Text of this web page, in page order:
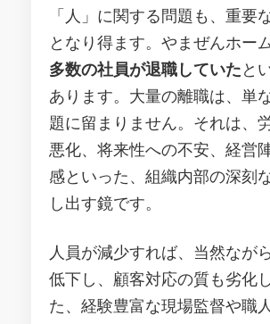
「人」に関する問題も、重要
となり得ます。やまぜんホー
多数の社員が退職していたと
あります。大量の離職は、単
題に留まりません。それは、
悪化、将来性への不安、経営
感といった、組織内部の深刻
し出す鏡です。
人員が減少すれば、当然なが
低下し、顧客対応の質も劣化
た、経験豊富な現場監督や職